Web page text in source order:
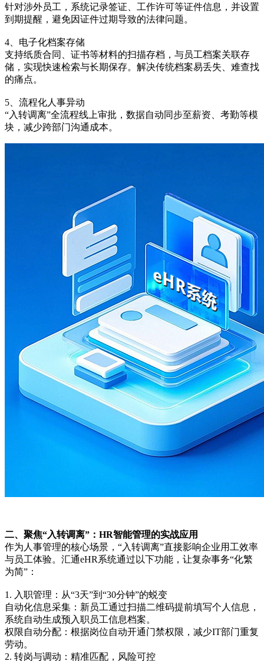
针对涉外员工，系统记录签证、工作许可等证件信息，并设置
到期提醒，避免因证件过期导致的法律问题。
4、电子化档案存储
支持纸质合同、证书等材料的扫描存档，与员工档案关联存
储，实现快速检索与长期保存。解决传统档案易丢失、难查找
的痛点。
5、流程化人事异动
“入转调离”全流程线上审批，数据自动同步至薪资、考勤等模
块，减少跨部门沟通成本。
二、聚焦“入转调离”：HR智能管理的实战应用
作为人事管理的核心场景，“入转调离”直接影响企业用工效率
与员工体验。汇通eHR系统通过以下功能，让复杂事务“化繁
为简”：
1. 入职管理：从“3天”到“30分钟”的蜕变
自动化信息采集：新员工通过扫描二维码提前填写个人信息，
系统自动生成预入职员工信息档案。
权限自动分配：根据岗位自动开通门禁权限，减少IT部门重复
劳动。
2. 转岗与调动：精准匹配，风险可控